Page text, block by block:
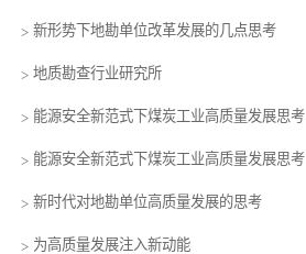
> 新形势下地勘单位改革发展的几点思考
> 地质勘查行业研究所
> 能源安全新范式下煤炭工业高质量发展思考
> 能源安全新范式下煤炭工业高质量发展思考
> 新时代对地勘单位高质量发展的思考
> 为高质量发展注入新动能